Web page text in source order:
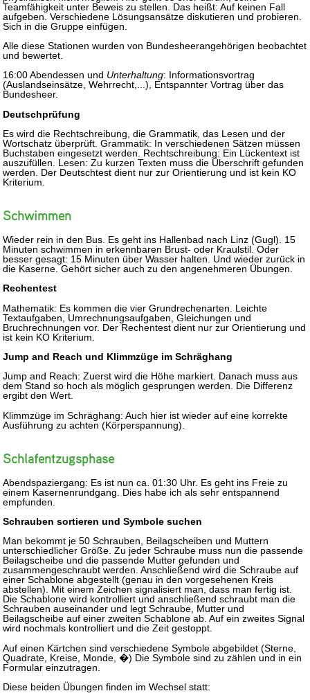
Teamfähigkeit unter Beweis zu stellen. Das heißt: Auf keinen Fall
aufgeben. Verschiedene Lösungsansätze diskutieren und probieren.
Sich in die Gruppe einfügen.
Alle diese Stationen wurden von Bundesheerangehörigen beobachtet
und bewertet.
16:00 Abendessen und Unterhaltung: Informationsvortrag
(Auslandseinsätze, Wehrrecht,...), Entspannter Vortrag über das
Bundesheer.
Deutschprüfung
Es wird die Rechtschreibung, die Grammatik, das Lesen und der
Wortschatz überprüft. Grammatik: In verschiedenen Sätzen müssen
Buchstaben eingesetzt werden. Rechtschreibung: Ein Lückentext ist
auszufüllen. Lesen: Zu kurzen Texten muss die Überschrift gefunden
werden. Der Deutschtest dient nur zur Orientierung und ist kein KO
Kriterium.
Schwimmen
Wieder rein in den Bus. Es geht ins Hallenbad nach Linz (Gugl). 15
Minuten schwimmen in erkennbaren Brust- oder Kraulstil. Oder
besser gesagt: 15 Minuten über Wasser halten. Und wieder zurück in
die Kaserne. Gehört sicher auch zu den angenehmeren Übungen.
Rechentest
Mathematik: Es kommen die vier Grundrechenarten. Leichte
Textaufgaben, Umrechnungsaufgaben, Gleichungen und
Bruchrechnungen vor. Der Rechentest dient nur zur Orientierung und
ist kein KO Kriterium.
Jump and Reach und Klimmzüge im Schräghang
Jump and Reach: Zuerst wird die Höhe markiert. Danach muss aus
dem Stand so hoch als möglich gesprungen werden. Die Differenz
ergibt den Wert.
Klimmzüge im Schräghang: Auch hier ist wieder auf eine korrekte
Ausführung zu achten (Körperspannung).
Schlafentzugsphase
Abendspaziergang: Es ist nun ca. 01:30 Uhr. Es geht ins Freie zu
einem Kasernenrundgang. Dies habe ich als sehr entspannend
empfunden.
Schrauben sortieren und Symbole suchen
Man bekommt je 50 Schrauben, Beilagscheiben und Muttern
unterschiedlicher Größe. Zu jeder Schraube muss nun die passende
Beilagscheibe und die passende Mutter gefunden und
zusammengeschraubt werden. Anschließend wird die Schraube auf
einer Schablone abgestellt (genau in den vorgesehenen Kreis
abstellen). Mit einem Zeichen signalisiert man, dass man fertig ist.
Die Schablone wird kontrolliert und anschließend schraubt man die
Schrauben auseinander und legt Schraube, Mutter und
Beilagscheibe auf einer zweiten Schablone ab. Auf ein zweites Signal
wird nochmals kontrolliert und die Zeit gestoppt.
Auf einen Kärtchen sind verschiedene Symbole abgebildet (Sterne,
Quadrate, Kreise, Monde, �) Die Symbole sind zu zählen und in ein
Formular einzutragen.
Diese beiden Übungen finden im Wechsel statt: